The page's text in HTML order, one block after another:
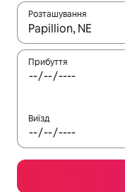
Розташування
Отримавши
Прибуття
Виїзд